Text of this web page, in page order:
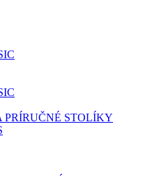
PRÍRUČNÉ STOLÍKY